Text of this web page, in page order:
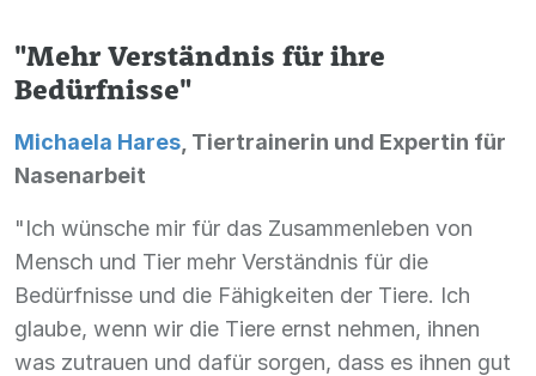
"Mehr Verständnis für ihre
Bedürfnisse"
Michaela Hares , Tiertrainerin und Expertin für
Nasenarbeit
"Ich wünsche mir für das Zusammenleben von
Mensch und Tier mehr Verständnis für die
Bedürfnisse und die Fähigkeiten der Tiere. Ich
glaube, wenn wir die Tiere ernst nehmen, ihnen
was zutrauen und dafür sorgen, dass es ihnen gut